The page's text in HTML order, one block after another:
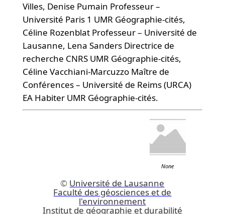
Villes, Denise Pumain Professeur –
Université Paris 1 UMR Géographie-cités,
Céline Rozenblat Professeur – Université de
Lausanne, Lena Sanders Directrice de
recherche CNRS UMR Géographie-cités,
Céline Vacchiani-Marcuzzo Maître de
Conférences – Université de Reims (URCA)
EA Habiter UMR Géographie-cités.
None
© Université de Lausanne
Faculté des géosciences et de
l'environnement
Institut de géographie et durabilité